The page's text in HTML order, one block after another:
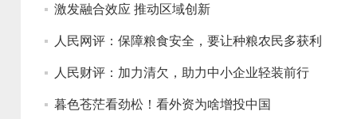
激发融合效应 推动区域创新
人民网评：保障粮食安全，要让种粮农民多获利
人民财评：加力清欠，助力中小企业轻装前行
暮色苍茫看劲松！看外资为啥增投中国